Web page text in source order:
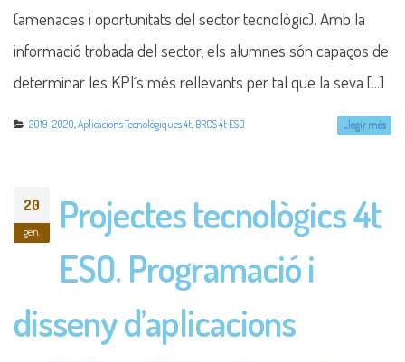
(amenaces i oportunitats del sector tecnològic). Amb la
informació trobada del sector, els alumnes són capaços de
determinar les KPI´s més rellevants per tal que la seva [...]
2019-2020,Aplicacions Tecnològiques 4t, BRCS 4t ESO Llegir més
20
gen.
Projectes tecnològics 4t
ESO. Programació i
disseny d’aplicacions